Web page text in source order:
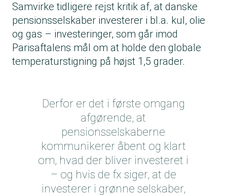
Samvirke tidligere rejst kritik af, at danske
pensionsselskaber investerer i bl.a. kul, olie
og gas – investeringer, som går imod
Parisaftalens mål om at holde den globale
temperaturstigning på højst 1,5 grader.
Derfor er det i første omgang
afgørende, at
pensionsselskaberne
kommunikerer åbent og klart
om, hvad der bliver investeret i
– og hvis de fx siger, at de
investerer i grønne selskaber,